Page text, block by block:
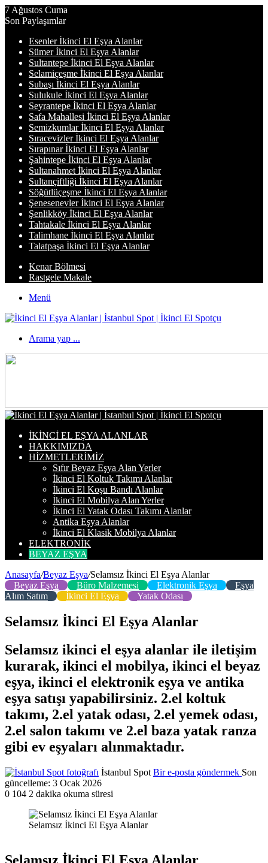
7 Ağustos Cuma
Son Paylaşımlar
Esenler İkinci El Eşya Alanlar
Sümer İkinci El Eşya Alanlar
Sultantepe İkinci El Eşya Alanlar
Selamiçeşme İkinci El Eşya Alanlar
Subaşı İkinci El Eşya Alanlar
Sulukule İkinci El Eşya Alanlar
Seyrantepe İkinci El Eşya Alanlar
Safa Mahallesi İkinci El Eşya Alanlar
Semizkumlar İkinci El Eşya Alanlar
Sıracevizler İkinci El Eşya Alanlar
Sırapınar İkinci El Eşya Alanlar
Şahintepe İkinci El Eşya Alanlar
Sultanahmet İkinci El Eşya Alanlar
Sultançiftliği İkinci El Eşya Alanlar
Söğütlüçeşme İkinci El Eşya Alanlar
Şenesenevler İkinci El Eşya Alanlar
Şenlikköy İkinci El Eşya Alanlar
Tahtakale İkinci El Eşya Alanlar
Talimhane İkinci El Eşya Alanlar
Talatpaşa İkinci El Eşya Alanlar
Kenar Bölmesi
Rastgele Makale
Menü
Arama yap ...
İKINCI EL EŞYA ALANLAR
HAKKIMIZDA
HIZMETLERIMIZ
Sıfır Beyaz Eşya Alan Yerler
İkinci El Koltuk Takımı Alanlar
İkinci El Koşu Bandı Alanlar
İkinci El Mobilya Alan Yerler
İkinci El Yatak Odası Takımı Alanlar
Antika Eşya Alanlar
İkinci El Klasik Mobilya Alanlar
ELEKTRONIK
BEYAZ EŞYA
Anasayfa/Beyaz Eşya/Selamsız İkinci El Eşya Alanlar
Beyaz Eşya
Büro Malzemesi Elektronik Eşya
Eşya
Alım Satım
İkinci El Eşya Yatak Odası
Selamsız İkinci El Eşya Alanlar
Selamsız ikinci el eşya alanlar ile iletişim
kurarak, ikinci el mobilya, ikinci el beyaz
eşya, ikinci el elektronik eşya ve antika
eşya satışı yapabilirsiniz. 2.el koltuk
takımı, 2.el yatak odası, 2.el yemek odası,
2.el salon takımı ve 2.el baza yatak ranza
gibi ev eşyaları alınmaktadır.
İstanbul Spot Bir e-posta göndermek Son
güncelleme: 3 Ocak 2026
0 104 2 dakika okuma süresi
Selamsız İkinci El Eşya Alanlar
Selamsız İkinci El Eşya Alanlar